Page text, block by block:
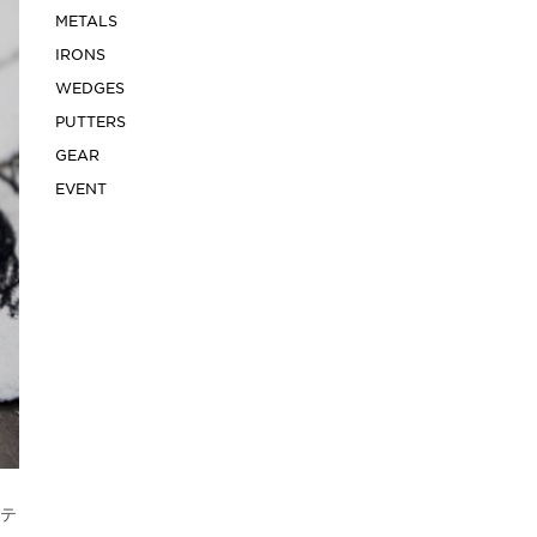
METALS
IRONS
WEDGES
PUTTERS
GEAR
EVENT